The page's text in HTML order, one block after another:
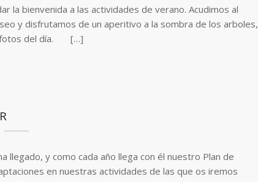
la bienvenida a las actividades de verano. Acudimos al
y disfrutamos de un aperitivo a la sombra de los arboles,
fotos del día. […]
llegado, y como cada año llega con él nuestro Plan de
en nuestras actividades de las que os iremos